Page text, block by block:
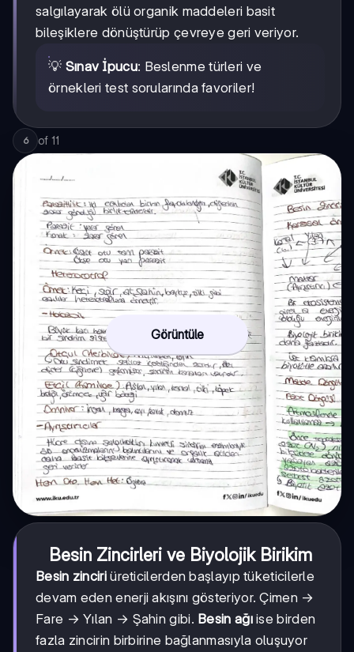
salgılayarak ölü organik maddeleri basit
bileşiklere dönüştürüp çevreye geri veriyor.
💡 Sınav İpucu: Beslenme türleri ve
örnekleri test sorularında favoriler!
6 of 11
Görüntüle
Besin Zincirleri ve Biyolojik Birikim
Besin zinciriüreticilerden başlayıp tüketicilerle
devam eden enerji akışını gösteriyor. Çimen →
Fare → Yılan → Şahin gibi. Besin ağıise birden
fazla zincirin birbirine bağlanmasıyla oluşuyor